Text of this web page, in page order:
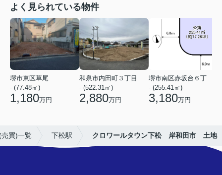
よく見られている物件
堺市東区草尾
- (77.48㎡)
1,180万円
和泉市内田町３丁目
- (522.31㎡)
2,880万円
堺市南区赤坂台６丁
- (255.41㎡)
3,180万円
買)一覧 下松駅 クロワールタウン下松 岸和田市 土地